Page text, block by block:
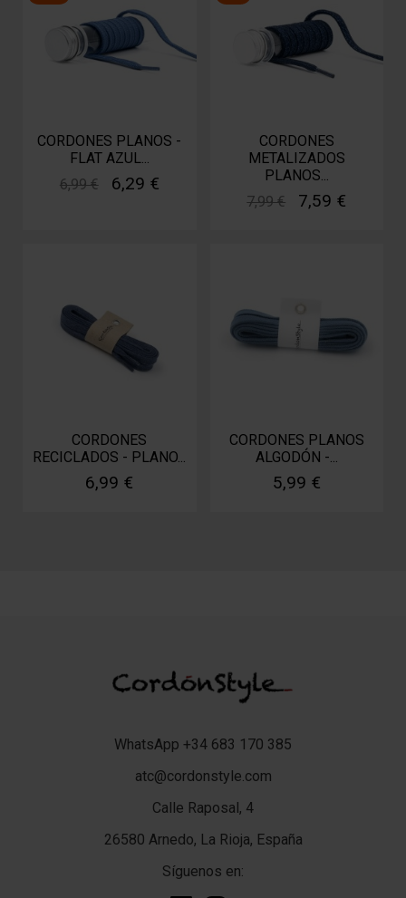
CORDONES PLANOS -
FLAT AZUL...
6,99 €
6,29 €
CORDONES
METALIZADOS
PLANOS...
7,99 €
7,59 €
CORDONES
RECICLADOS - PLANO...
6,99 €
CORDONES PLANOS
ALGODÓN -...
5,99 €
WhatsApp +34 683 170 385
atc@cordonstyle.com
Calle Raposal, 4
26580 Arnedo, La Rioja, España
Síguenos en: